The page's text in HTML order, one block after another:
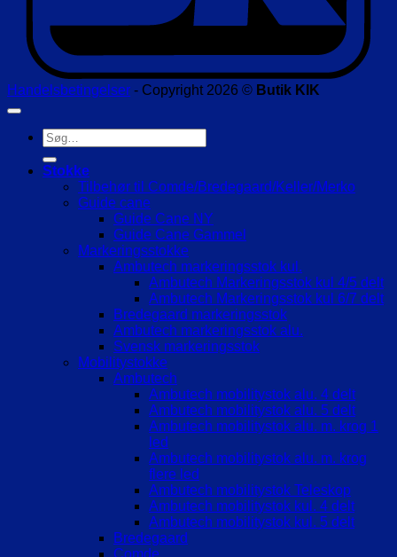
Handelsbetingelser - Copyright 2026 © Butik KIK
Søg
efter:
Stokke
Tilbehør til Comde/Bredegaard/Keller/Merko
Guide cane
Guide Cane NY
Guide Cane Gammel
Markeringsstokke
Ambutech markeringsstok kul.
Ambutech Markeringsstok kul 4/5 delt
Ambutech Markeringsstok kul 6/7 delt
Bredegaard markeringsstok
Ambutech markeringsstok alu.
Svensk markeringsstok
Mobilitystokke
Ambutech
Ambutech mobilitystok alu. 4 delt
Ambutech mobilitystok alu. 5 delt
Ambutech mobilitystok alu. m. krog 1
led
Ambutech mobilitystok alu. m. krog
flere led
Ambutech mobilitystok Teleskop
Ambutech mobilitystok kul. 4 delt
Ambutech mobilitystok kul. 5 delt
Bredegaard